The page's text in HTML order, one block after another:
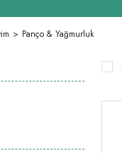
Panço & Yağmurluk